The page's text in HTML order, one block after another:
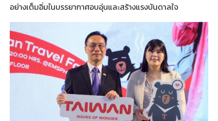
อย่างเต็มอิ่มในบรรยากาศอบอุ่นและสร้างแรงบันดาลใจ